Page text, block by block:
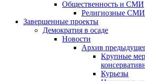
Общественность и СМИ
Религиозные СМИ
Завершенные проекты
Демократия в осаде
Новости
Архив
Крупные
Курьезы